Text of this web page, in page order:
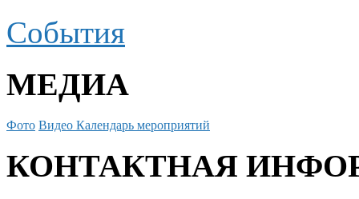
События
МЕДИА
Фото Видео Календарь мероприятий
КОНТАКТНАЯ